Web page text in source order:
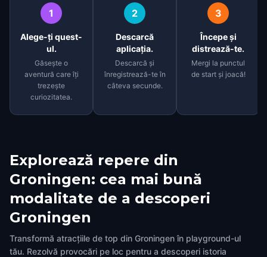
1
Alege-ți quest-
ul.
Găsește o
aventură care îți
trezește
curiozitatea.
2
Descarcă
aplicația.
Descarcă și
înregistrează-te în
câteva secunde.
3
Începe și
distrează-te.
Mergi la punctul
de start și joacă!
Explorează repere din
Groningen: cea mai bună
modalitate de a descoperi
Groningen
Transformă atracțiile de top din Groningen în playground-ul
tău. Rezolvă provocări pe loc pentru a descoperi istoria